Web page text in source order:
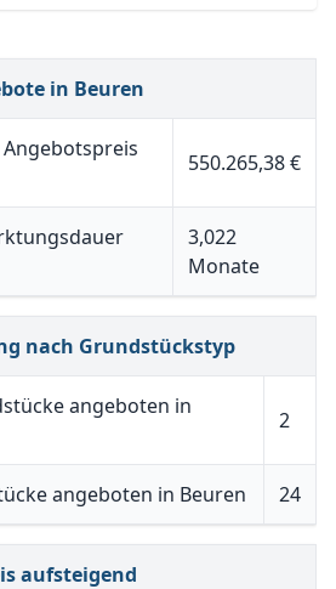
in Beuren
550.265,38 €
3,022
Monate
nach Grundstückstyp
angeboten in
2
angeboten in Beuren 24
aufsteigend